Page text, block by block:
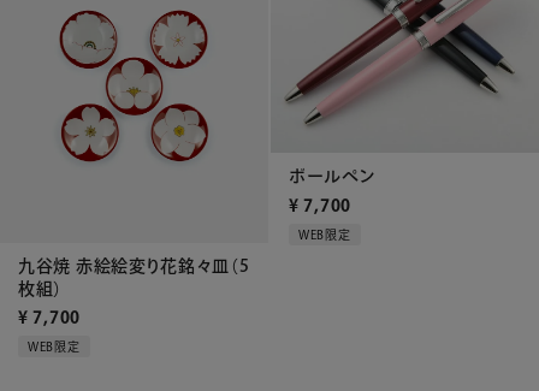
九谷焼 赤絵絵変り花銘々皿（5
枚組）
¥ 7,700
WEB限定
ボールペン
¥ 7,700
WEB限定